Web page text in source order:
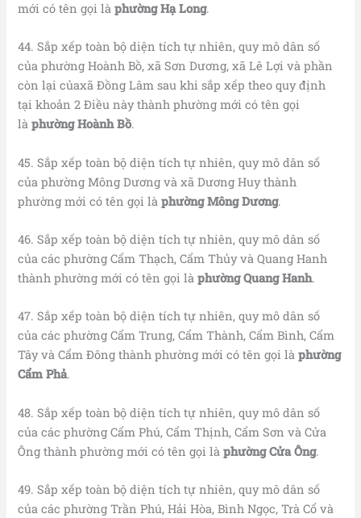
mới có tên gọi làphường Hạ Long.
44. Sắp xếp toàn bộ diện tích tự nhiên, quy mô dân số
của phường Hoành Bồ, xã Sơn Dương, xã Lê Lợi và phần
còn lại củaxã Đồng Lâm sau khi sắp xếp theo quy định
tại khoản 2 Điều này thành phường mới có tên gọi
làphường Hoành Bồ.
45. Sắp xếp toàn bộ diện tích tự nhiên, quy mô dân số
của phường Mông Dương và xã Dương Huy thành
phường mới có tên gọi làphường Mông Dương.
46. Sắp xếp toàn bộ diện tích tự nhiên, quy mô dân số
của các phường Cẩm Thạch, Cẩm Thủy và Quang Hanh
thành phường mới có tên gọi làphường Quang Hanh.
47. Sắp xếp toàn bộ diện tích tự nhiên, quy mô dân số
của các phường Cẩm Trung, Cẩm Thành, Cẩm Bình, Cẩm
Tây và Cẩm Đông thành phường mới có tên gọi làphường
Cẩm Phả.
48. Sắp xếp toàn bộ diện tích tự nhiên, quy mô dân số
của các phường Cẩm Phú, Cẩm Thịnh, Cẩm Sơn và Cửa
Ông thành phường mới có tên gọi làphường Cửa Ông.
49. Sắp xếp toàn bộ diện tích tự nhiên, quy mô dân số
của các phường Trần Phú, Hải Hòa, Bình Ngọc, Trà Cổ và